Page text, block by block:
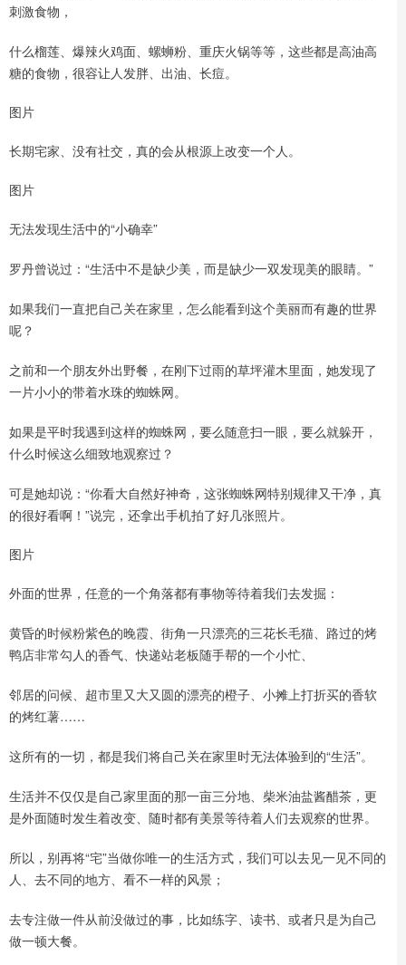
刺激食物，
什么榴莲、爆辣火鸡面、螺蛳粉、重庆火锅等等，这些都是高油高
糖的食物，很容让人发胖、出油、长痘。
图片
长期宅家、没有社交，真的会从根源上改变一个人。
图片
无法发现生活中的“小确幸”
罗丹曾说过：“生活中不是缺少美，而是缺少一双发现美的眼睛。”
如果我们一直把自己关在家里，怎么能看到这个美丽而有趣的世界
呢？
之前和一个朋友外出野餐，在刚下过雨的草坪灌木里面，她发现了
一片小小的带着水珠的蜘蛛网。
如果是平时我遇到这样的蜘蛛网，要么随意扫一眼，要么就躲开，
什么时候这么细致地观察过？
可是她却说：“你看大自然好神奇，这张蜘蛛网特别规律又干净，真
的很好看啊！”说完，还拿出手机拍了好几张照片。
图片
外面的世界，任意的一个角落都有事物等待着我们去发掘：
黄昏的时候粉紫色的晚霞、街角一只漂亮的三花长毛猫、路过的烤
鸭店非常勾人的香气、快递站老板随手帮的一个小忙、
邻居的问候、超市里又大又圆的漂亮的橙子、小摊上打折买的香软
的烤红薯……
这所有的一切，都是我们将自己关在家里时无法体验到的“生活”。
生活并不仅仅是自己家里面的那一亩三分地、柴米油盐酱醋茶，更
是外面随时发生着改变、随时都有美景等待着人们去观察的世界。
所以，别再将“宅”当做你唯一的生活方式，我们可以去见一见不同的
人、去不同的地方、看不一样的风景；
去专注做一件从前没做过的事，比如练字、读书、或者只是为自己
做一顿大餐。